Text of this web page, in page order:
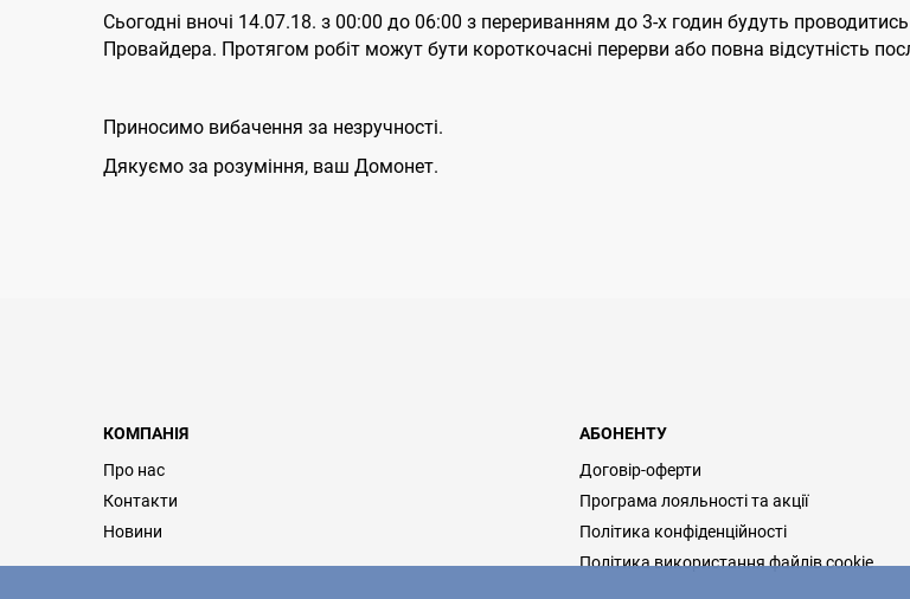
Сьогодні вночі 14.07.18. з 00:00 до 06:00 з перериванням до 3-х годин будуть
Провайдера. Протягом робіт можут бути короткочасні перерви або повна відсутність
Приносимо вибачення за незручності.
Дякуємо за розуміння, ваш Домонет.
КОМПАНІЯ
Про нас
Контакти
Новини
АБОНЕНТУ
Договір-оферти
Програма лояльності та акції
Політика конфіденційності
Політика використання файлів cookie